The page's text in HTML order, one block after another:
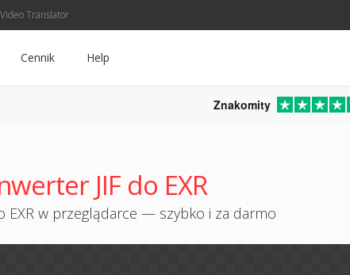
Video Translator
Cennik Help
Znakomity
JIF do EXR
EXR w przeglądarce — szybko i za darmo